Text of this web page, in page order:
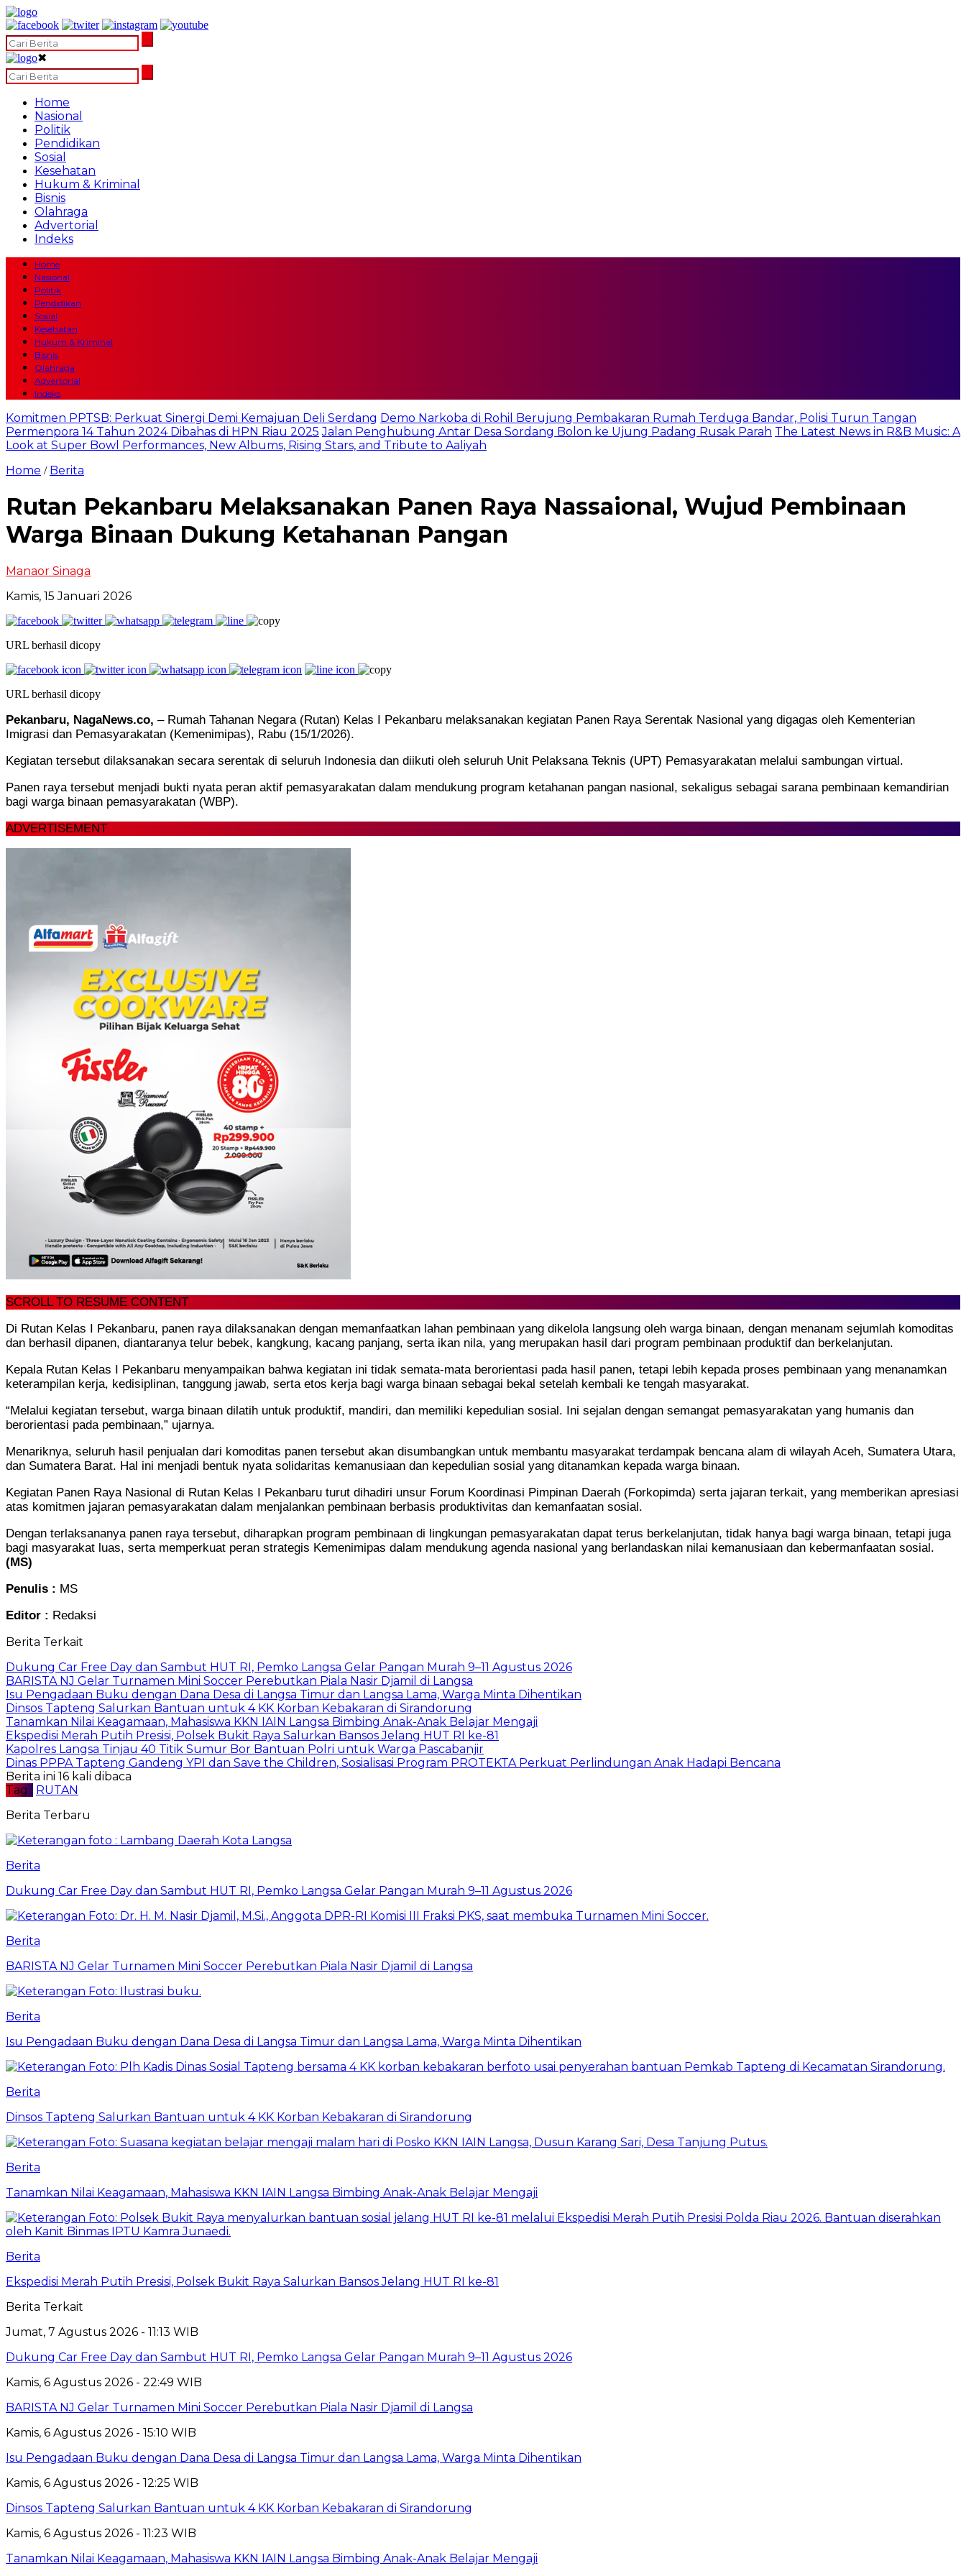
✖
Home
Nasional
Politik
Pendidikan
Sosial
Kesehatan
Hukum & Kriminal
Bisnis
Olahraga
Advertorial
Indeks
Home
Nasional
Politik
Pendidikan
Sosial
Kesehatan
Hukum & Kriminal
Bisnis
Olahraga
Advertorial
Indeks
Komitmen PPTSB: Perkuat Sinergi Demi Kemajuan Deli Serdang Demo Narkoba di Rohil Berujung Pembakaran Rumah Terduga Bandar, Polisi Turun Tangan
Permenpora 14 Tahun 2024 Dibahas di HPN Riau 2025 Jalan Penghubung Antar Desa Sordang Bolon ke Ujung Padang Rusak Parah The Latest News in R&B Music: A
Look at Super Bowl Performances, New Albums, Rising Stars, and Tribute to Aaliyah
Home / Berita
Rutan Pekanbaru Melaksanakan Panen Raya Nassaional, Wujud Pembinaan
Warga Binaan Dukung Ketahanan Pangan
Manaor Sinaga
Kamis, 15 Januari 2026
URL berhasil dicopy
URL berhasil dicopy
Pekanbaru, NagaNews.co, – Rumah Tahanan Negara (Rutan) Kelas I Pekanbaru melaksanakan kegiatan Panen Raya Serentak Nasional yang digagas oleh Kementerian
Imigrasi dan Pemasyarakatan (Kemenimipas), Rabu (15/1/2026).
Kegiatan tersebut dilaksanakan secara serentak di seluruh Indonesia dan diikuti oleh seluruh Unit Pelaksana Teknis (UPT) Pemasyarakatan melalui sambungan virtual.
Panen raya tersebut menjadi bukti nyata peran aktif pemasyarakatan dalam mendukung program ketahanan pangan nasional, sekaligus sebagai sarana pembinaan kemandirian
bagi warga binaan pemasyarakatan (WBP).
ADVERTISEMENT
SCROLL TO RESUME CONTENT
Di Rutan Kelas I Pekanbaru, panen raya dilaksanakan dengan memanfaatkan lahan pembinaan yang dikelola langsung oleh warga binaan, dengan menanam sejumlah komoditas
dan berhasil dipanen, diantaranya telur bebek, kangkung, kacang panjang, serta ikan nila, yang merupakan hasil dari program pembinaan produktif dan berkelanjutan.
Kepala Rutan Kelas I Pekanbaru menyampaikan bahwa kegiatan ini tidak semata-mata berorientasi pada hasil panen, tetapi lebih kepada proses pembinaan yang menanamkan
keterampilan kerja, kedisiplinan, tanggung jawab, serta etos kerja bagi warga binaan sebagai bekal setelah kembali ke tengah masyarakat.
“Melalui kegiatan tersebut, warga binaan dilatih untuk produktif, mandiri, dan memiliki kepedulian sosial. Ini sejalan dengan semangat pemasyarakatan yang humanis dan
berorientasi pada pembinaan,” ujarnya.
Menariknya, seluruh hasil penjualan dari komoditas panen tersebut akan disumbangkan untuk membantu masyarakat terdampak bencana alam di wilayah Aceh, Sumatera Utara,
dan Sumatera Barat. Hal ini menjadi bentuk nyata solidaritas kemanusiaan dan kepedulian sosial yang ditanamkan kepada warga binaan.
Kegiatan Panen Raya Nasional di Rutan Kelas I Pekanbaru turut dihadiri unsur Forum Koordinasi Pimpinan Daerah (Forkopimda) serta jajaran terkait, yang memberikan apresiasi
atas komitmen jajaran pemasyarakatan dalam menjalankan pembinaan berbasis produktivitas dan kemanfaatan sosial.
Dengan terlaksananya panen raya tersebut, diharapkan program pembinaan di lingkungan pemasyarakatan dapat terus berkelanjutan, tidak hanya bagi warga binaan, tetapi juga
bagi masyarakat luas, serta memperkuat peran strategis Kemenimipas dalam mendukung agenda nasional yang berlandaskan nilai kemanusiaan dan kebermanfaatan sosial.
(MS)
Penulis : MS
Editor : Redaksi
Berita Terkait
Dukung Car Free Day dan Sambut HUT RI, Pemko Langsa Gelar Pangan Murah 9–11 Agustus 2026
BARISTA NJ Gelar Turnamen Mini Soccer Perebutkan Piala Nasir Djamil di Langsa
Isu Pengadaan Buku dengan Dana Desa di Langsa Timur dan Langsa Lama, Warga Minta Dihentikan
Dinsos Tapteng Salurkan Bantuan untuk 4 KK Korban Kebakaran di Sirandorung
Tanamkan Nilai Keagamaan, Mahasiswa KKN IAIN Langsa Bimbing Anak-Anak Belajar Mengaji
Ekspedisi Merah Putih Presisi, Polsek Bukit Raya Salurkan Bansos Jelang HUT RI ke-81
Kapolres Langsa Tinjau 40 Titik Sumur Bor Bantuan Polri untuk Warga Pascabanjir
Dinas PPPA Tapteng Gandeng YPI dan Save the Children, Sosialisasi Program PROTEKTA Perkuat Perlindungan Anak Hadapi Bencana
Berita ini 16 kali dibaca
Tag : RUTAN
Berita Terbaru
Berita
Dukung Car Free Day dan Sambut HUT RI, Pemko Langsa Gelar Pangan Murah 9–11 Agustus 2026
Berita
BARISTA NJ Gelar Turnamen Mini Soccer Perebutkan Piala Nasir Djamil di Langsa
Berita
Isu Pengadaan Buku dengan Dana Desa di Langsa Timur dan Langsa Lama, Warga Minta Dihentikan
Berita
Dinsos Tapteng Salurkan Bantuan untuk 4 KK Korban Kebakaran di Sirandorung
Berita
Tanamkan Nilai Keagamaan, Mahasiswa KKN IAIN Langsa Bimbing Anak-Anak Belajar Mengaji
Berita
Ekspedisi Merah Putih Presisi, Polsek Bukit Raya Salurkan Bansos Jelang HUT RI ke-81
Berita Terkait
Jumat, 7 Agustus 2026 - 11:13 WIB
Dukung Car Free Day dan Sambut HUT RI, Pemko Langsa Gelar Pangan Murah 9–11 Agustus 2026
Kamis, 6 Agustus 2026 - 22:49 WIB
BARISTA NJ Gelar Turnamen Mini Soccer Perebutkan Piala Nasir Djamil di Langsa
Kamis, 6 Agustus 2026 - 15:10 WIB
Isu Pengadaan Buku dengan Dana Desa di Langsa Timur dan Langsa Lama, Warga Minta Dihentikan
Kamis, 6 Agustus 2026 - 12:25 WIB
Dinsos Tapteng Salurkan Bantuan untuk 4 KK Korban Kebakaran di Sirandorung
Kamis, 6 Agustus 2026 - 11:23 WIB
Tanamkan Nilai Keagamaan, Mahasiswa KKN IAIN Langsa Bimbing Anak-Anak Belajar Mengaji